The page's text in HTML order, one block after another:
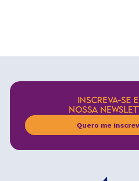
INSCREVA-SE
NOSSA
Quero me